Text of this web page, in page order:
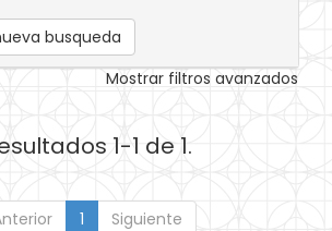
busqueda
Mostrar filtros avanzados
1-1 de 1.
1 Siguiente